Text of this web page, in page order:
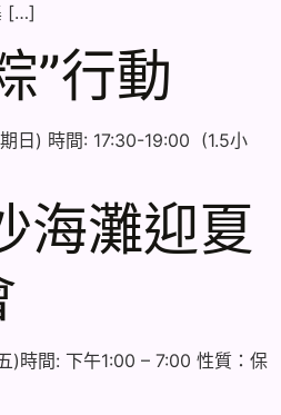
[…]
”行動
日) 時間: 17:30-19:00 (1.5小
海灘迎夏
)時間: 下午1:00 – 7:00 性質：保